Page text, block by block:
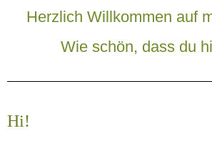
Herzlich Willkommen auf
Wie schön, dass du
Hi!